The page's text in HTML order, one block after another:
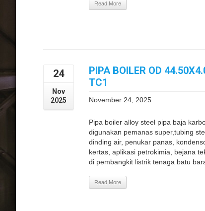
Read More
24
Nov
2025
PIPA BOILER OD
TC1
November 24, 2025
Pipa boiler alloy steel pipa baja
digunakan pemanas super,tubing
dinding air, penukar panas,
kertas, aplikasi petrokimia, bejana
di pembangkit listrik tenaga batu
Read More